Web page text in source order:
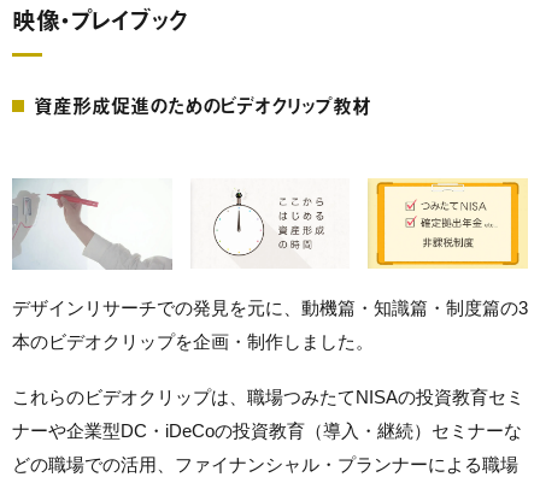
映像・プレイブック
資産形成促進のためのビデオクリップ教材
デザインリサーチでの発見を元に、動機篇・知識篇・制度篇の3
本のビデオクリップを企画・制作しました。
これらのビデオクリップは、職場つみたてNISAの投資教育セミ
ナーや企業型DC・iDeCoの投資教育（導入・継続）セミナーな
どの職場での活用、ファイナンシャル・プランナーによる職場